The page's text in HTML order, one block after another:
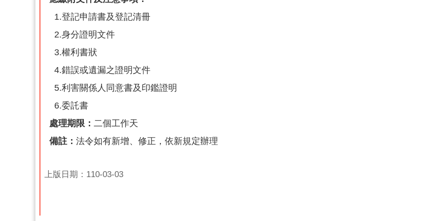
1.登記申請書及登記清冊
2.身分證明文件
3.權利書狀
4.錯誤或遺漏之證明文件
5.利害關係人同意書及印鑑證明
6.委託書
處理期限： 二個工作天
備註： 法令如有新增、修正，依新規定辦理
上版日期：110-03-03